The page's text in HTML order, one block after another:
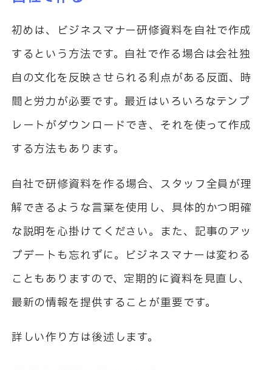
初めは、ビジネスマナー研修資料を自社で作成
するという方法です。自社で作る場合は会社独
自の文化を反映させられる利点がある反面、時
間と労力が必要です。最近はいろいろなテンプ
レートがダウンロードでき、それを使って作成
する方法もあります。
自社で研修資料を作る場合、スタッフ全員が理
解できるような言葉を使用し、具体的かつ明確
な説明を心掛けてください。また、記事のアッ
プデートも忘れずに。ビジネスマナーは変わる
こともありますので、定期的に資料を見直し、
最新の情報を提供することが重要です。
詳しい作り方は後述します。